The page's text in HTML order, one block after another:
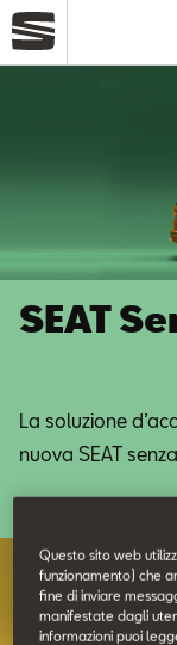
Offerte
Service
Contatti
Configuratore
SEAT
La soluzione
nuova SEAT
Questo sito web
funzionamento) che
fine di inviare
manifestate dagli
informazioni puoi